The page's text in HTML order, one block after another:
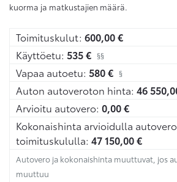
kuorma ja matkustajien määrä.
Toimituskulut: 600,00€
Käyttöetu: 535€ §§
Vapaa autoetu: 580€ §
Auton autoveroton hinta: 46
Arvioitu autovero: 0,00€
Kokonaishinta arvioidulla
toimituskululla: 47 150,00€
Autovero ja kokonaishinta muuttuvat, jos
muuttuu